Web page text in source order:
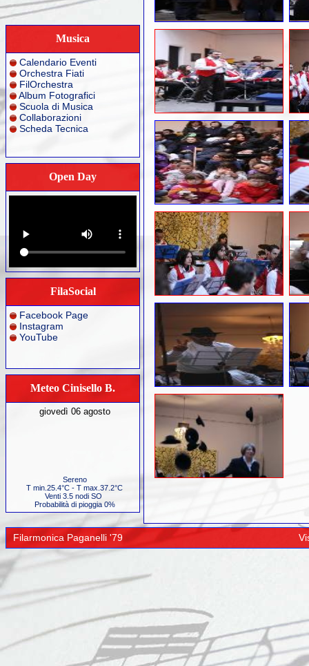
Musica
Calendario Eventi
Orchestra Fiati
FilOrchestra
Album Fotografici
Scuola di Musica
Collaborazioni
Scheda Tecnica
Open Day
FilaSocial
Facebook Page
Instagram
YouTube
Meteo Cinisello B.
giovedì 06 agosto
Sereno
T min.25.4°C - T max.37.2°C
Venti 3.5 nodi SO
Probabilità di pioggia 0%
Filarmonica Paganelli '79